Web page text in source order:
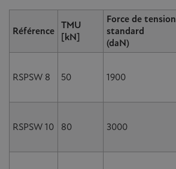
Référence TMU
[kN]
Force de tension
standard
(daN)
RSPSW 8 50 1900
RSPSW 10 80 3000